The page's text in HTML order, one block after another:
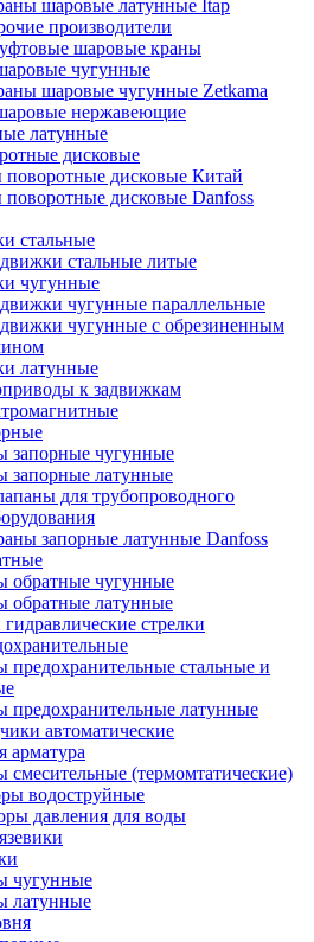
шаровые латунные Itap
производители
шаровые краны
чугунные
шаровые чугунные Zetkama
нержавеющие
латунные
дисковые
поворотные дисковые Китай
поворотные дисковые Danfoss
стальные
стальные литые
чугунные
чугунные параллельные
чугунные с обрезиненным
латунные
к задвижкам
запорные чугунные
запорные латунные
для трубопроводного
запорные латунные Danfoss
обратные чугунные
обратные латунные
стрелки
предохранительные стальные и
предохранительные латунные
автоматические
арматура
смесительные (термомтатические)
водоструйные
давления для воды
чугунные
латунные